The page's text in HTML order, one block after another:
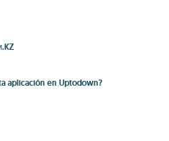
aplicación en Uptodown?